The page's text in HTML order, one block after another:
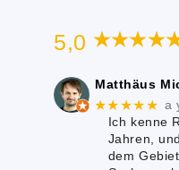
5,0
Matthäus
★★★★★ a
Ich kenne
Jahren,
dem